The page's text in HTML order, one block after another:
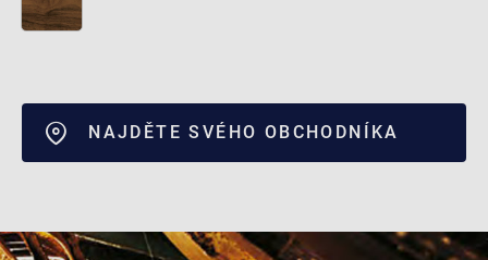
NAJDĚTE SVÉHO OBCHODNÍKA